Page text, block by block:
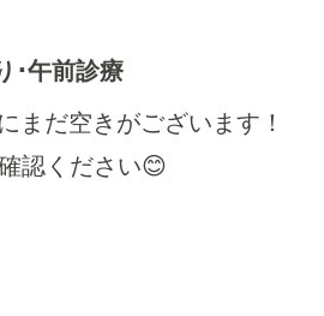
･午前診療
まだ空きがございます！
認ください😊